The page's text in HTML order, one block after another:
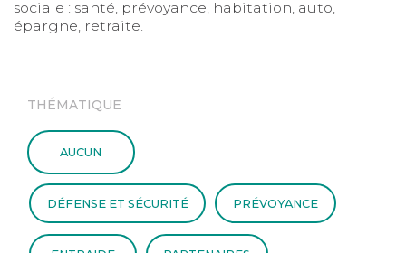
sociale : santé, prévoyance, habitation, auto,
épargne, retraite.
THÉMATIQUE
AUCUN
DÉFENSE ET SÉCURITÉ PRÉVOYANCE